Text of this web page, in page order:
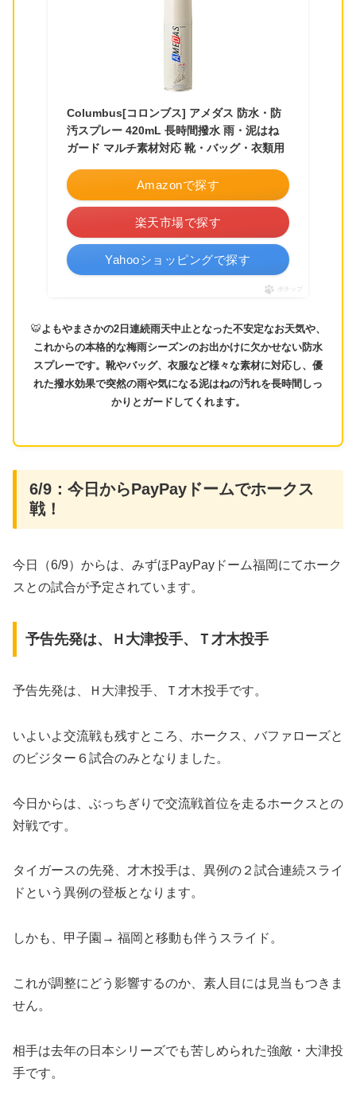
Columbus[コロンブス] アメダス 防水・防
汚スプレー 420mL 長時間撥水 雨・泥はね
ガード マルチ素材対応 靴・バッグ・衣類用
Amazonで探す
楽天市場で探す
Yahooショッピングで探す
ポチップ
🐯よもやまさかの2日連続雨天中止となった不安定なお天気や、
これからの本格的な梅雨シーズンのお出かけに欠かせない防水
スプレーです。靴やバッグ、衣服など様々な素材に対応し、優
れた撥水効果で突然の雨や気になる泥はねの汚れを長時間しっ
かりとガードしてくれます。
6/9：今日からPayPayドームでホークス
戦！
今日（6/9）からは、みずほPayPayドーム福岡にてホーク
スとの試合が予定されています。
予告先発は、Ｈ大津投手、Ｔ才木投手
予告先発は、Ｈ大津投手、Ｔ才木投手です。
いよいよ交流戦も残すところ、ホークス、バファローズと
のビジター６試合のみとなりました。
今日からは、ぶっちぎりで交流戦首位を走るホークスとの
対戦です。
​タイガースの先発、才木投手は、異例の２試合連続スライ
ドという異例の登板となります。
しかも、甲子園→ 福岡と移動も伴うスライド。
これが調整にどう影響するのか、素人目には見当もつきま
せん。
​相手は去年の日本シリーズでも苦しめられた強敵・大津投
手です。